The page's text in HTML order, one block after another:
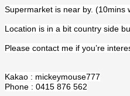
Supermarket is near by. (10mins
Location is in a bit country side
Please contact me if you’re
Kakao : mickeymouse777
Phone : 0415 876 562